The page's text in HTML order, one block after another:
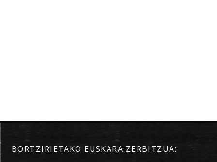
BORTZIRIETAKO EUSKARA ZERBITZUA: